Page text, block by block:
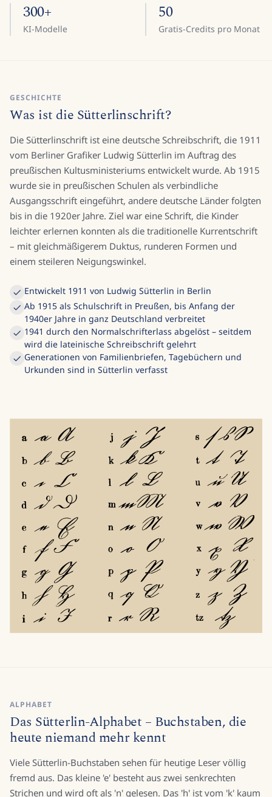
300+
KI-Modelle
50
Gratis-Credits pro Monat
GESCHICHTE
Was ist die Sütterlinschrift?
Die Sütterlinschrift ist eine deutsche Schreibschrift, die 1911
vom Berliner Grafiker Ludwig Sütterlin im Auftrag des
preußischen Kultusministeriums entwickelt wurde. Ab 1915
wurde sie in preußischen Schulen als verbindliche
Ausgangsschrift eingeführt, andere deutsche Länder folgten
bis in die 1920er Jahre. Ziel war eine Schrift, die Kinder
leichter erlernen konnten als die traditionelle Kurrentschrift
– mit gleichmäßigerem Duktus, runderen Formen und
einem steileren Neigungswinkel.
Entwickelt 1911 von Ludwig Sütterlin in Berlin
Ab 1915 als Schulschrift in Preußen, bis Anfang der
1940er Jahre in ganz Deutschland verbreitet
1941 durch den Normalschrifterlass abgelöst – seitdem
wird die lateinische Schreibschrift gelehrt
Generationen von Familienbriefen, Tagebüchern und
Urkunden sind in Sütterlin verfasst
ALPHABET
Das Sütterlin-Alphabet – Buchstaben, die
heute niemand mehr kennt
Viele Sütterlin-Buchstaben sehen für heutige Leser völlig
fremd aus. Das kleine 'e' besteht aus zwei senkrechten
Strichen und wird oft als 'n' gelesen. Das 'h' ist vom 'k' kaum